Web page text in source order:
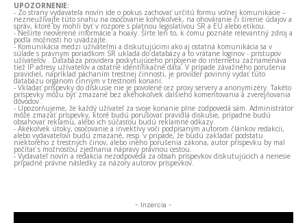
UPOZORNENIE:
- Zo strany vydavateľa novín ide o pokus zachovať určitú formu voľnej komunikácie –
nezneužívajte túto snahu na osočovanie kohokoľvek, na ohováranie či šírenie údajov a
správ, ktoré by mohli byť v rozpore s platnou legislatívou SR a EÚ alebo etikou.
- Nešírte neoverené informácie a hoaxy. Šírte len to, k čomu poznáte relevantný zdroj a
podľa možnosti ho uvádzajte.
- Komunikácia medzi užívateľmi a diskutujúcimi ako aj ostatná komunikácia sa v
súlade s právnym poriadkom SR ukladá do databázy a to vrátane loginov - prístupov
užívateľov . Databáza providera poskytujúceho pripojenie do internetu zaznamenáva
tiež IP adresy užívateľov a ostatné identifikačné dáta. V prípade závažného porušenia
pravidiel, napríklad páchaním trestnej činnosti, je provider povinný vydať túto
databázu orgánom činným v trestnom konaní.
- Vkladať príspevky do diskusie nie je povolené cez proxy servery a anonymizéry. Takéto
príspevky môžu byť zmazané bez akéhokoľvek ďalšieho komentovania a zverejňovania
dôvodov.
- Upozorňujeme, že každý užívateľ za svoje konanie plne zodpovedá sám. Administrátor
môže zmazať príspevky, ktoré budú porušovať pravidlá diskusie, prípadne budú
obsahovať reklamu, alebo ich súčasťou budú reklamné odkazy.
- Akékoľvek útoky, osočovanie a invektívy voči podpísaným autorom článkov redakcii,
alebo vydavateľovi budú zmazané, resp. v prípade, že budú zakladať podstatu
niektorého z trestných činov, alebo iného porušenia zákona, autor príspevku by mal
počítať s možnosťou zjednania nápravy právnou cestou.
- Vydavateľ novín a redakcia nezodpovedá za obsah príspevkov diskutujúcich a nenesie
prípadné právne následky za názory autorov príspevkov.
- Inzercia -